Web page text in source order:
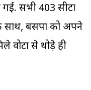
गई. सभी 403 सीटों
साथ, बसपा को अपने
वोटों से थोड़े ही